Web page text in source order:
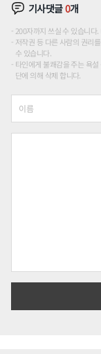
기사댓글0개
200자까지 쓰실 수 있습니
저작권 등 다른 사람의 권리
수 있습니다.
타인에게 불쾌감을 주는 욕
단에 의해 삭제 합니다.